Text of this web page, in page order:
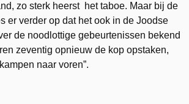
zo sterk heerst het taboe. Maar bij de
er verder op dat het ook in de Joodse
de noodlottige gebeurtenissen bekend
zeventig opnieuw de kop opstaken,
naar voren”.